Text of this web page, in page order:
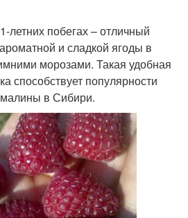
летних побегах – отличный
и сладкой ягоды в
морозами. Такая удобная
способствует популярности
в Сибири.